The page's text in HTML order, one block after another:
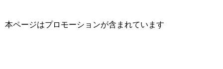
本ページはプロモーションが含まれています